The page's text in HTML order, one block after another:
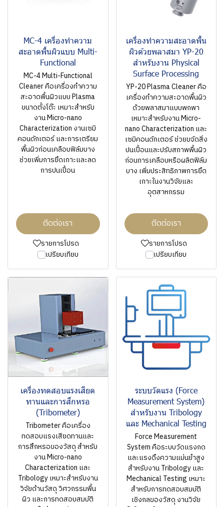
MC-4 เครื่องทำความ
สะอาดพื้นผิวแบบ Multi-
Functional
MC-4 Multi-Functional
Cleaner คือเครื่องทำความ
สะอาดพื้นผิวแบบ Plasma
ขนาดตั้งโต๊ะ เหมาะสำหรับ
งาน Micro-nano
Characterization งานเซมิ
คอนดักเตอร์ และการเตรียม
พื้นผิวก่อนเคลือบฟิล์มบาง
ช่วยเพิ่มการยึดเกาะและลด
การปนเปื้อน
ติดต่อเรา
รายการโปรด
เปรียบเทียบ
เครื่องทำความสะอาดพื้น
ผิวด้วยพลาสมา YP-20
สำหรับงาน Physical
Surface Processing
YP-20 Plasma Cleaner คือ
เครื่องทำความสะอาดพื้นผิว
ด้วยพลาสมาแบบพกพา
เหมาะสำหรับงาน Micro-
nano Characterization และ
เซมิคอนดักเตอร์ ช่วยขจัดสิ่ง
ปนเปื้อนและปรับสภาพพื้นผิว
ก่อนการเคลือบหรือผลิตฟิล์ม
บาง เพิ่มประสิทธิภาพการยึด
เกาะในงานวิจัยและ
อุตสาหกรรม
ติดต่อเรา
รายการโปรด
เปรียบเทียบ
เครื่องทดสอบแรงเสียด
ทานและการสึกหรอ
(Tribometer)
Tribometer คือเครื่อง
ทดสอบแรงเสียดทานและ
การสึกหรอของวัสดุ สำหรับ
งาน Micro-nano
Characterization และ
Tribology เหมาะสำหรับงาน
วิจัยด้านวัสดุ วิศวกรรมพื้น
ผิว และการทดสอบสมบัติ
ระบบวัดแรง (Force
Measurement System)
สำหรับงาน Tribology
และ Mechanical Testing
Force Measurement
System คือระบบวัดแรงกด
และแรงดึงความแม่นยำสูง
สำหรับงาน Tribology และ
Mechanical Testing เหมาะ
สำหรับการทดสอบสมบัติ
เชิงกลของวัสดุ งานวิจัย